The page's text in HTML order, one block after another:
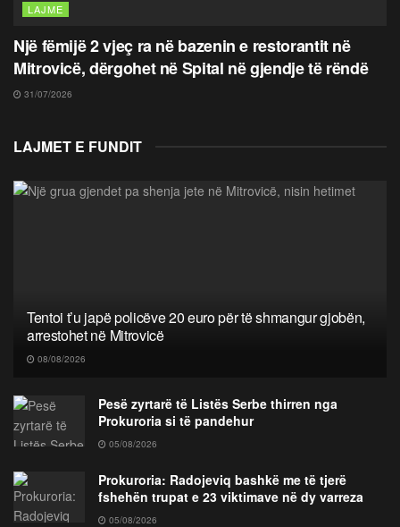
LAJME
Një fëmijë 2 vjeç ra në bazenin e restorantit në
Mitrovicë, dërgohet në Spital në gjendje të rëndë
31/07/2026
LAJMET E FUNDIT
Tentoi t’u japë policëve 20 euro për të shmangur gjobën,
arrestohet në Mitrovicë
08/08/2026
Pesë zyrtarë të Listës Serbe thirren nga
Prokuroria si të pandehur
05/08/2026
Prokuroria: Radojeviq bashkë me të tjerë
fshehën trupat e 23 viktimave në dy varreza
05/08/2026